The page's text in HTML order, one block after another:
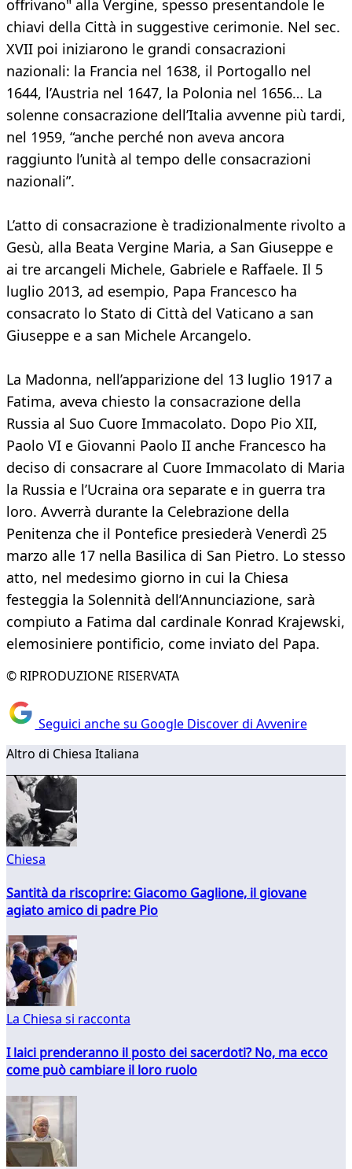
offrivano" alla Vergine, spesso presentandole le
chiavi della Città in suggestive cerimonie. Nel sec.
XVII poi iniziarono le grandi consacrazioni
nazionali: la Francia nel 1638, il Portogallo nel
1644, l’Austria nel 1647, la Polonia nel 1656… La
solenne consacrazione dell’Italia avvenne più tardi,
nel 1959, “anche perché non aveva ancora
raggiunto l’unità al tempo delle consacrazioni
nazionali”.
L’atto di consacrazione è tradizionalmente rivolto a
Gesù, alla Beata Vergine Maria, a San Giuseppe e
ai tre arcangeli Michele, Gabriele e Raffaele. Il 5
luglio 2013, ad esempio, Papa Francesco ha
consacrato lo Stato di Città del Vaticano a san
Giuseppe e a san Michele Arcangelo.
La Madonna, nell’apparizione del 13 luglio 1917 a
Fatima, aveva chiesto la consacrazione della
Russia al Suo Cuore Immacolato. Dopo Pio XII,
Paolo VI e Giovanni Paolo II anche Francesco ha
deciso di consacrare al Cuore Immacolato di Maria
la Russia e l’Ucraina ora separate e in guerra tra
loro. Avverrà durante la Celebrazione della
Penitenza che il Pontefice presiederà Venerdì 25
marzo alle 17 nella Basilica di San Pietro. Lo stesso
atto, nel medesimo giorno in cui la Chiesa
festeggia la Solennità dell’Annunciazione, sarà
compiuto a Fatima dal cardinale Konrad Krajewski,
elemosiniere pontificio, come inviato del Papa.
© RIPRODUZIONE RISERVATA
Seguici anche su Google Discover di Avvenire
Altro di Chiesa Italiana
Chiesa
Santità da riscoprire: Giacomo Gaglione, il giovane
agiato amico di padre Pio
La Chiesa si racconta
I laici prenderanno il posto dei sacerdoti? No, ma ecco
come può cambiare il loro ruolo